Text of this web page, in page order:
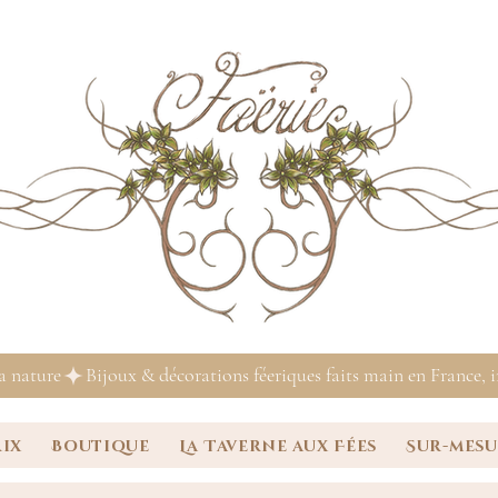
nature
Boutique La Taverne aux Fées Sur-